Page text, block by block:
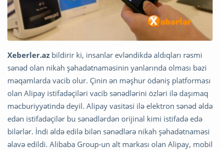
Xeberler.az bildirir ki, insanlar evləndikdə aldıqları rəsmi
sənəd olan nikah şəhadətnaməsinin yanlarında olması bəzi
məqamlarda vacib olur. Çinin ən məşhur ödəniş platforması
olan Alipay istifadəçiləri vacib sənədlərini özləri ilə daşımaq
məcburiyyətində deyil. Alipay vasitəsi ilə elektron sənəd əldə
edən istifadəçilər bu sənədlərdən orijinal kimi istifadə edə
bilərlər. İndi əldə edilə bilən sənədlərə nikah şəhadətnaməsi
əlavə edildi. Alibaba Group-un alt markası olan Alipay, mobil